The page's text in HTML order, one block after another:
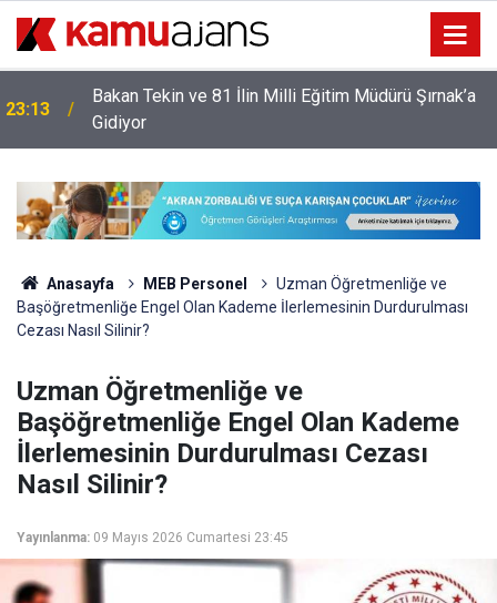
23:13
Bakan Tekin ve 81 İlin Milli Eğitim Müdürü Şırnak’a
Gidiyor
Anasayfa MEB Personel
Uzman Öğretmenliğe ve
Başöğretmenliğe Engel Olan Kademe İlerlemesinin Durdurulması
Cezası Nasıl Silinir?
Uzman Öğretmenliğe ve
Başöğretmenliğe Engel Olan Kademe
İlerlemesinin Durdurulması Cezası
Nasıl Silinir?
Yayınlanma: 09 Mayıs 2026 Cumartesi 23:45